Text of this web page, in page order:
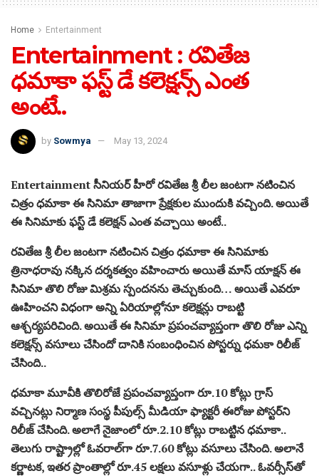
Home Entertainment
Entertainment : రవితేజ
ధమాకా ఫస్ట్ డే కలెక్షన్స్ ఎంత
అంటే..
by Sowmya May 13, 2024
Entertainment సీనియర్ హీరో రవితేజ శ్రీ లీల జంటగా నటించిన
చిత్రం ధమాకా ఈ సినిమా తాజాగా ప్రేక్షకుల ముందుకి వచ్చింది. అయితే
ఈ సినిమాకు ఫస్ట్ డే కలెక్షన్ ఎంత వచ్చాయి అంటే..
రవితేజ శ్రీ లీల జంటగా నటించిన చిత్రం ధమాకా ఈ సినిమాకు
త్రినాధరావు నక్కిన దర్శకత్వం వహించారు అయితే మాస్ యాక్షన్ ఈ
సినిమా తొలి రోజు మిశ్రమ స్పందనను తెచ్చుకుంది… అయితే ఎవరూ
ఊహించని విధంగా అన్ని ఏరియాల్లోనూ కలెక్షన్లు రాబట్టి
ఆశ్చర్యపరిచింది. అయితే ఈ సినిమా ప్రపంచవ్యాప్తంగా తొలి రోజు ఎన్ని
కలెక్షన్స్ వసూలు చేసిందో దానికి సంబంధించిన పోస్టర్ను ధమకా రిలీజ్
చేసింది..
ధమాకా మూవీకి తొలిరోజే ప్రపంచవ్యాప్తంగా రూ.10 కోట్లు గ్రాస్
వచ్చినట్లు నిర్మాణ సంస్థ పీపుల్స్ మీడియా ఫ్యాక్టరీ ఈరోజు పోస్టర్‌ని
రిలీజ్ చేసింది. అలాగే నైజాంలో రూ.2.10 కోట్లు రాబట్టిన ధమాకా..
తెలుగు రాష్ట్రాల్లో ఓవరాల్‌గా రూ.7.60 కోట్లు వసూలు చేసింది. అలానే
కర్ణాటక, ఇతర ప్రాంతాల్లో రూ.45 లక్షలు వసూళ్లు చేయగా.. ఓవర్సీస్‌తో